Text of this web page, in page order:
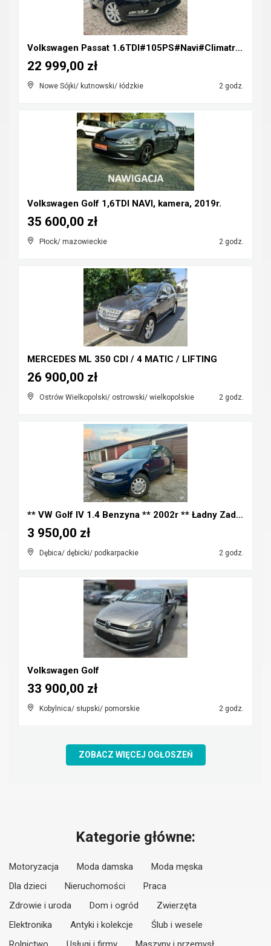
Volkswagen Passat 1.6TDI#105PS#Navi#Climatronic#Te...
Nowe Sójki/ kutnowski/ łódzkie 2 godz.
22 999,00 zł
Volkswagen Golf 1,6TDI NAVI, kamera, 2019r.
Płock/ mazowieckie 2 godz.
35 600,00 zł
MERCEDES ML 350 CDI / 4 MATIC / LIFTING
Ostrów Wielkopolski/ ostrowski/ wielkopolskie 2 godz.
26 900,00 zł
** VW Golf IV 1.4 Benzyna ** 2002r ** Ładny Zadban...
Dębica/ dębicki/ podkarpackie 2 godz.
3 950,00 zł
Volkswagen Golf
Kobylnica/ słupski/ pomorskie 2 godz.
33 900,00 zł
ZOBACZ WIĘCEJ OGŁOSZEŃ
Kategorie główne:
Motoryzacja Moda damska
Moda męska
Dla dzieci
Nieruchomości
Praca
Zdrowie i uroda
Dom i ogród
Zwierzęta
Elektronika
Antyki i kolekcje
Ślub i wesele